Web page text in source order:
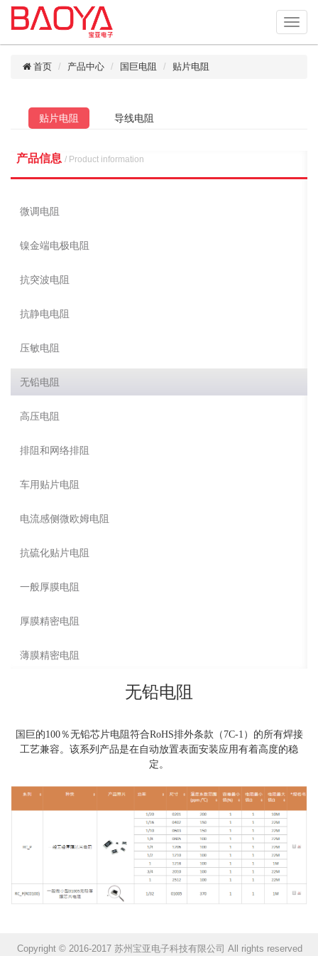
首页 产品中心 国巨电阻 贴片电阻
贴片电阻 导线电阻
产品信息 / Product information
微调电阻
镍金端电极电阻
抗突波电阻
抗静电电阻
压敏电阻
无铅电阻
高压电阻
排阻和网络排阻
车用贴片电阻
电流感侧微欧姆电阻
抗硫化贴片电阻
一般厚膜电阻
厚膜精密电阻
薄膜精密电阻
无铅电阻
国巨的100％无铅芯片电阻符合RoHS排外条款（7C-1）的所有焊接
工艺兼容。该系列产品是在自动放置表面安装应用有着高度的稳
定。
Copyright © 2016-2017 苏州宝亚电子科技有限公司 All rights reserved